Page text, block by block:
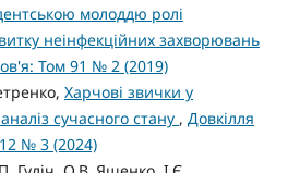
молоддю ролі
неінфекційних захворювань
Том 91 № 2 (2019)
Харчові звички у
сучасного стану , Довкілля
№ 3 (2024)